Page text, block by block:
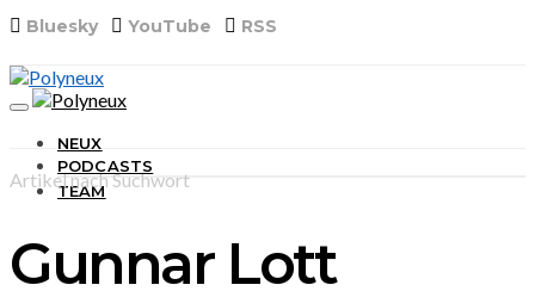
Bluesky YouTube RSS
NEUX
PODCASTS
TEAM
Artikel nach Suchwort
Gunnar Lott